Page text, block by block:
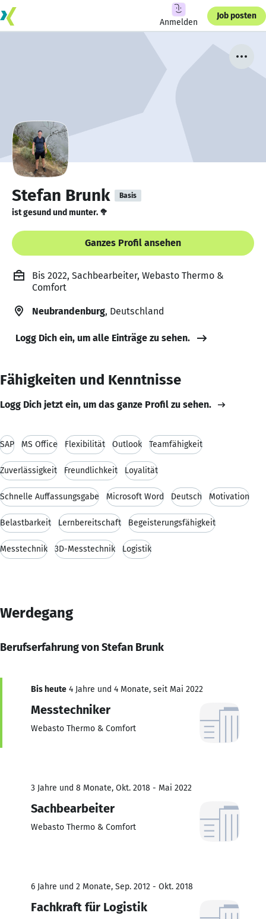
Anmelden
Job posten
Stefan Brunk Basis
ist gesund und munter. 🥦
Ganzes Profil ansehen
Bis 2022, Sachbearbeiter, Webasto Thermo &
Comfort
Neubrandenburg, Deutschland
Logg Dich ein, um alle Einträge zu sehen.
Fähigkeiten und Kenntnisse
Logg Dich jetzt ein, um das ganze Profil zu sehen.
SAP MS Office Flexibilität Outlook Teamfähigkeit
Zuverlässigkeit Freundlichkeit Loyalität
Schnelle Auffassungsgabe Microsoft Word Deutsch Motivation
Belastbarkeit Lernbereitschaft Begeisterungsfähigkeit
Messtechnik 3D-Messtechnik Logistik
Werdegang
Berufserfahrung von Stefan Brunk
Bis heute 4 Jahre und 4 Monate, seit Mai 2022
Messtechniker
Webasto Thermo & Comfort
3 Jahre und 8 Monate, Okt. 2018 - Mai 2022
Sachbearbeiter
Webasto Thermo & Comfort
6 Jahre und 2 Monate, Sep. 2012 - Okt. 2018
Fachkraft für Logistik